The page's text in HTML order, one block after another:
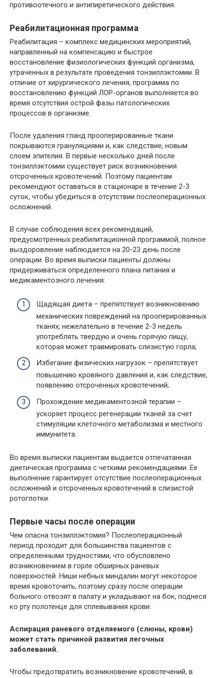
противоотечного и антипиретического действия.
Реабилитационная программа
Реабилитация – комплекс медицинских мероприятий,
направленный на компенсацию и быстрое
восстановление физиологических функций организма,
утраченных в результате проведения тонзиллэктомии. В
отличие от хирургического лечения, программа по
восстановлению функций ЛОР-органов выполняется во
время отсутствия острой фазы патологических
процессов в организме.
После удаления гланд прооперированные ткани
покрываются грануляциями и, как следствие, новым
слоем эпителия. В первые несколько дней после
тонзиллэктомии существует риск возникновения
отсроченных кровотечений. Поэтому пациентам
рекомендуют оставаться в стационаре в течение 2-3
суток, чтобы убедиться в отсутствии послеоперационных
осложнений.
В случае соблюдения всех рекомендаций,
предусмотренных реабилитационной программой, полное
выздоровление наблюдается на 20-23 день после
операции. Во время выписки пациенты должны
придерживаться определенного плана питания и
медикаментозного лечения:
Щадящая диета – препятствует возникновению
механических повреждений на прооперированных
тканях; нежелательно в течение 2-3 недель
употреблять твердую и очень горячую пищу,
которая может травмировать слизистую горла;
Избегание физических нагрузок – препятствует
повышению кровяного давления и, как следствие,
появлению отсроченных кровотечений;
Прохождение медикаментозной терапии –
ускоряет процесс регенерации тканей за счет
стимуляции клеточного метаболизма и местного
иммунитета.
Во время выписки пациентам выдается отпечатанная
диетическая программа с четкими рекомендациями. Ее
выполнение гарантирует отсутствие послеоперационных
осложнений и отсроченных кровотечений в слизистой
ротоглотки.
Первые часы после операции
Чем опасна тонзиллэктомия? Послеоперационный
период проходит для большинства пациентов с
определенными трудностями, что обусловлено
возникновением в горле обширных раневых
поверхностей. Ниши небных миндалин могут некоторое
время кровоточить, поэтому сразу после операции
больного отвозят в палату и укладывают на бок, поднеся
ко рту полотенце для сплевывания крови.
Аспирация раневого отделяемого (слюны, крови)
может стать причиной развития легочных
заболеваний.
Чтобы предотвратить возникновение кровотечений, в